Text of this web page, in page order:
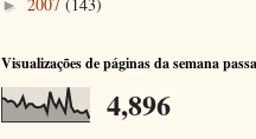
►
Visualizações de páginas da semana
4,896